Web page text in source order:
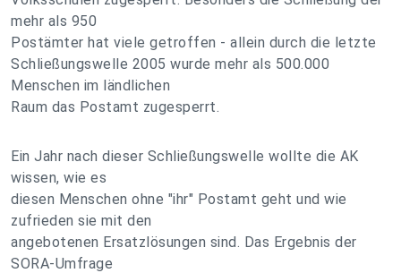
mehr als 950
Postämter hat viele getroffen - allein durch die letzte
Schließungswelle 2005 wurde mehr als 500.000
Menschen im ländlichen
Raum das Postamt zugesperrt.
Ein Jahr nach dieser Schließungswelle wollte die AK
wissen, wie es
diesen Menschen ohne "ihr" Postamt geht und wie
zufrieden sie mit den
angebotenen Ersatzlösungen sind. Das Ergebnis der
SORA-Umfrage